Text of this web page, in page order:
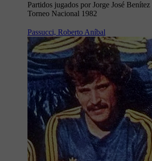
Partidos jugados por Jorge José Benítez
Torneo Nacional 1982
Passucci, Roberto Aníbal